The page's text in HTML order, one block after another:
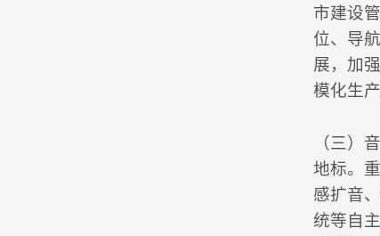
市建设
位、导
展，加
模化生
（三）
地标。
感扩音
统等自